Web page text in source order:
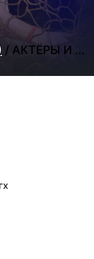
/ АКТЁРЫ И СОЗДАТЕЛИ